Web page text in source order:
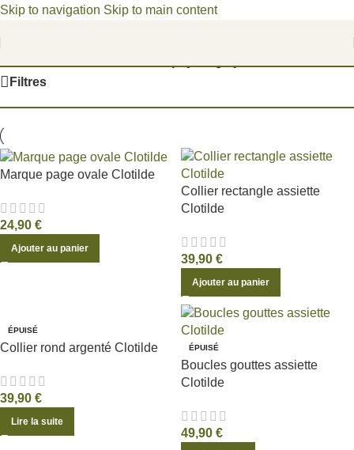
Skip to navigation Skip to main content
Filtres
Marque page ovale Clotilde
24,90 €
Ajouter au panier
Collier rectangle assiette
Clotilde
39,90 €
Ajouter au panier
ÉPUISÉ
Collier rond argenté Clotilde
39,90 €
Lire la suite
ÉPUISÉ
Boucles gouttes assiette
Clotilde
49,90 €